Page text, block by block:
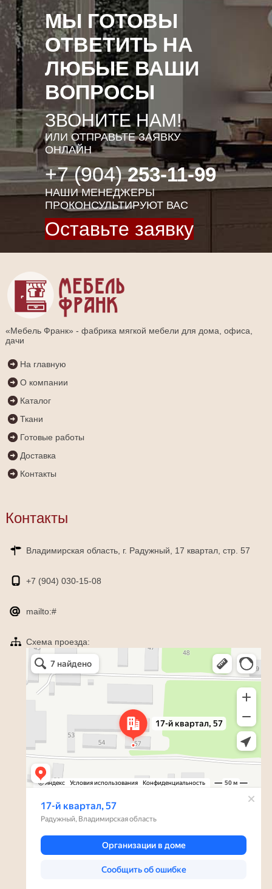
МЫ ГОТОВЫ
ОТВЕТИТЬ НА
ЛЮБЫЕ ВАШИ
ВОПРОСЫ
ЗВОНИТЕ НАМ!
ИЛИ ОТПРАВЬТЕ ЗАЯВКУ
ОНЛАЙН
+7 (904)253-11-99
НАШИ МЕНЕДЖЕРЫ
ПРОКОНСУЛЬТИРУЮТ ВАС
Оставьте заявку
«Мебель Франк» - фабрика мягкой мебели для дома, офиса,
дачи
На главную
О компании
Каталог
Ткани
Готовые работы
Доставка
Контакты
Контакты
Владимирская область, г. Радужный, 17 квартал, стр. 57
+7 (904) 030-15-08
mailto:#
Схема проезда:
Яндекс Карты
Радужный — Яндекс Карты